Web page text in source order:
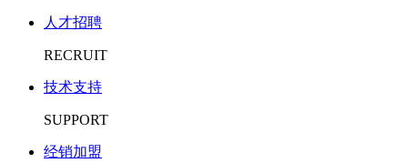
人才招聘
RECRUIT
技术支持
SUPPORT
经销加盟